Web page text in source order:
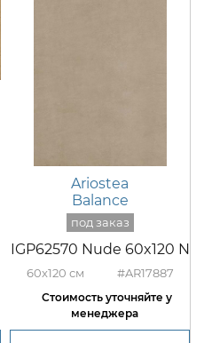
Ariostea
Balance
IGP62570 Nude 60x120 N
60x120 #AR17887